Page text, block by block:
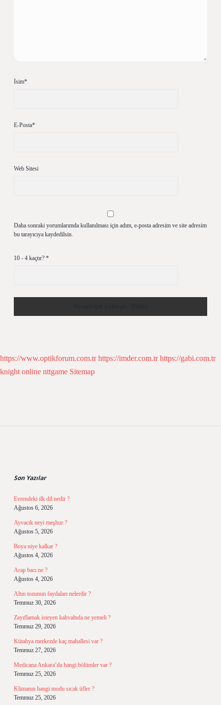
İsim*
E-Posta*
Web Sitesi
Daha sonraki yorumlarımda kullanılması için adım, e-posta adresim ve site adresim
bu tarayıcıya kaydedilsin.
10 - 4 kaçtır? *
https://www.optikforum.com.tr https://imder.com.tr https://gabi.com.tr
knight online nttgame Sitemap
Son Yazılar
Evrendeki ilk dil nedir ?
Ağustos 6, 2026
Ayvacık neyi meşhur ?
Ağustos 5, 2026
Boya niye kalkar ?
Ağustos 4, 2026
Arap bacı ne ?
Ağustos 4, 2026
Altın tozunun faydaları nelerdir ?
Temmuz 30, 2026
Zayıflamak isteyen kahvaltıda ne yemeli ?
Temmuz 29, 2026
Kütahya merkezde kaç mahallesi var ?
Temmuz 27, 2026
Medicana Ankara’da hangi bölümler var ?
Temmuz 25, 2026
Klimanın hangi modu sıcak üfler ?
Temmuz 25, 2026